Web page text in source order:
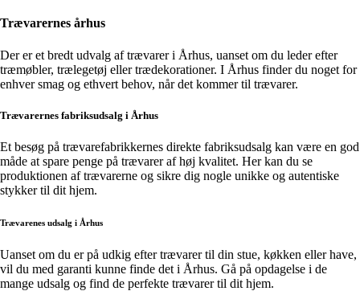
Trævarernes århus
Der er et bredt udvalg af trævarer i Århus, uanset om du leder efter
træmøbler, trælegetøj eller trædekorationer. I Århus finder du noget for
enhver smag og ethvert behov, når det kommer til trævarer.
Trævarernes fabriksudsalg i Århus
Et besøg på trævarefabrikkernes direkte fabriksudsalg kan være en god
måde at spare penge på trævarer af høj kvalitet. Her kan du se
produktionen af trævarerne og sikre dig nogle unikke og autentiske
stykker til dit hjem.
Trævarenes udsalg i Århus
Uanset om du er på udkig efter trævarer til din stue, køkken eller have,
vil du med garanti kunne finde det i Århus. Gå på opdagelse i de
mange udsalg og find de perfekte trævarer til dit hjem.